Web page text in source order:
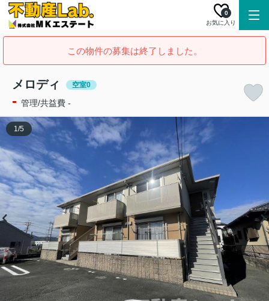
お気に入り
0
この物件の募集は終了しました。
メロディ 空室0
- 管理/共益費 -
1/5